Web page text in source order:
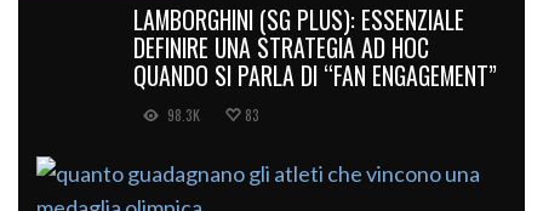
LAMBORGHINI (SG PLUS): ESSENZIALE
DEFINIRE UNA STRATEGIA AD HOC
QUANDO SI PARLA DI “FAN ENGAGEMENT”
98.3K 83